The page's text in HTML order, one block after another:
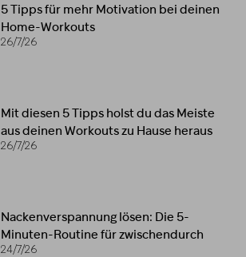
5 Tipps für mehr Motivation bei deinen
Home-Workouts
26/7/26
Mit diesen 5 Tipps holst du das Meiste
aus deinen Workouts zu Hause heraus
26/7/26
Nackenverspannung lösen: Die 5-
Minuten-Routine für zwischendurch
24/7/26